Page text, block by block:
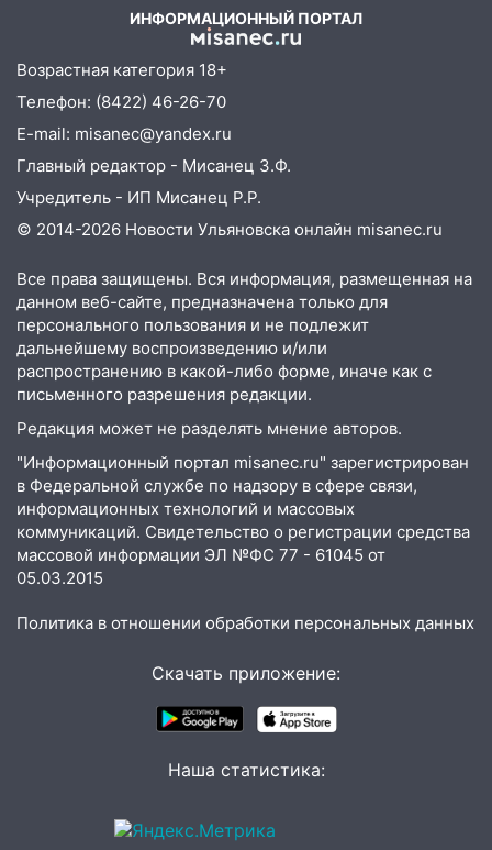
Кому 6 августа звезды сулят
прибыль, а кому — испытания на
прочность
05.08.2026
22:58 Соцсети: на проспекте Тюленева
ДТП с мотоциклистом
20:22 Мошенники обманули 92-летнюю
жительницу Ульяновской области
подвез троих незнакомцев на трассе и
заработал уголовное дело
18:14 Прогноз погоды на 6 августа в
Ульяновской области
экстрим: в Ульяновске пройдет
большой фестиваль «Наше время»
17:30 Где есть бензин в Ульяновске 5
августа после рабочего дня: список АЗС
17:05 «Обыск» по видеосвязи: в
Ульяновске задержали 19-летнюю
сообщницу мошенников
Вешкайме посиделки с судимым
знакомым закончились для женщины
18-летняя девушка без прав
больницу
ИНФОРМАЦИОННЫЙ ПОРТАЛ
Возрастная категория 18+
Телефон: (8422) 46-26-70
E-mail: misanec@yandex.ru
Главный редактор - Мисанец З.Ф.
Учредитель - ИП Мисанец Р.Р.
© 2014-2026 Новости Ульяновска онлайн misanec.ru
Все права защищены. Вся информация, размещенная на
данном веб-сайте, предназначена только для
персонального пользования и не подлежит
дальнейшему воспроизведению и/или
распространению в какой-либо форме, иначе как с
письменного разрешения редакции.
Редакция может не разделять мнение авторов.
"Информационный портал misanec.ru" зарегистрирован
в Федеральной службе по надзору в сфере связи,
информационных технологий и массовых
коммуникаций. Свидетельство о регистрации средства
массовой информации ЭЛ №ФС 77 - 61045 от
05.03.2015
Политика в отношении обработки персональных данных
Скачать приложение:
Наша статистика: